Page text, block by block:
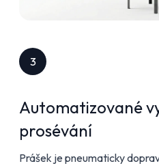
3
Automatizované
prosévání
Prášek je pneumaticky